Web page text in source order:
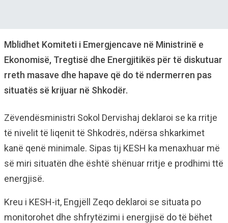
Mblidhet Komiteti i Emergjencave në Ministrinë e
Ekonomisë, Tregtisë dhe Energjitikës për të diskutuar
rreth masave dhe hapave që do të ndermerren pas
situatës së krijuar në Shkodër.
Zëvendësministri Sokol Dervishaj deklaroi se ka rritje
të nivelit të liqenit të Shkodrës, ndërsa shkarkimet
kanë qenë minimale. Sipas tij KESH ka menaxhuar më
së miri situatën dhe është shënuar rritje e prodhimi ttë
energjisë.
Kreu i KESH-it, Engjëll Zeqo deklaroi se situata po
monitorohet dhe shfrytëzimi i energjisë do të bëhet